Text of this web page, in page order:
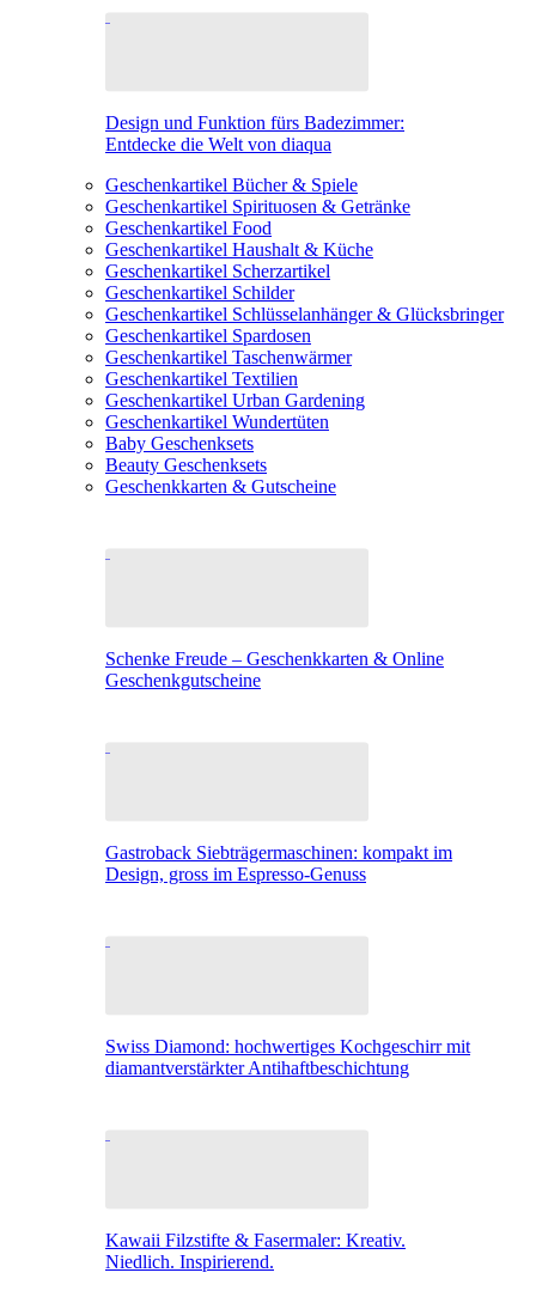
Design und Funktion fürs Badezimmer:
Entdecke die Welt von diaqua
Geschenkartikel Bücher & Spiele
Geschenkartikel Spirituosen & Getränke
Geschenkartikel Food
Geschenkartikel Haushalt & Küche
Geschenkartikel Scherzartikel
Geschenkartikel Schilder
Geschenkartikel Schlüsselanhänger & Glücksbringer
Geschenkartikel Spardosen
Geschenkartikel Taschenwärmer
Geschenkartikel Textilien
Geschenkartikel Urban Gardening
Geschenkartikel Wundertüten
Baby Geschenksets
Beauty Geschenksets
Geschenkkarten & Gutscheine
Schenke Freude – Geschenkkarten & Online
Geschenkgutscheine
Gastroback Siebträgermaschinen: kompakt im
Design, gross im Espresso-Genuss
Swiss Diamond: hochwertiges Kochgeschirr mit
diamantverstärkter Antihaftbeschichtung
Kawaii Filzstifte & Fasermaler: Kreativ.
Niedlich. Inspirierend.